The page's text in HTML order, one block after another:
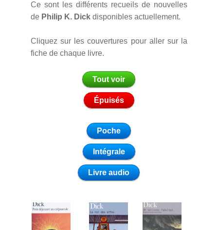
Television
Jeux vidéo
Contact
Rechercher
Ce sont les différents recueils de nouvelles
de Philip K. Dickdisponibles actuellement.
Cliquez sur les couvertures pour aller sur la
fiche de chaque livre.
Tout voir
Épuisés
Poche
Intégrale
Livre audio